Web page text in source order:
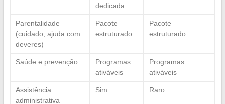
dedicada
Parentalidade
(cuidado, ajuda com
deveres)
Pacote
estruturado
Pacote
estruturado
Saúde e prevenção
Programas
ativáveis
Programas
ativáveis
Assistência
administrativa
Sim Raro